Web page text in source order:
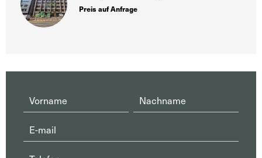
Preis auf Anfrage